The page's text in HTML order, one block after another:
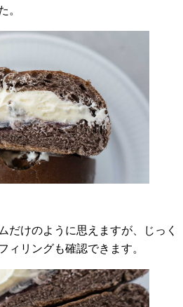
。
だけのように思えますが、じっく
ィリングも確認できます。